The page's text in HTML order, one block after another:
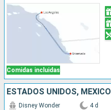
Comidas incluidas
ESTADOS UNIDOS, MÉXICO
Disney Wonder 4 d